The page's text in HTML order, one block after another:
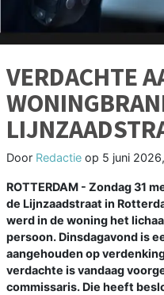
VERDACHTE
Door Redactie op 5 juni
ROTTERDAM - Zondag 31
de Lijnzaadstraat in
werd in de woning het
persoon. Dinsdagavond is
aangehouden op
verdachte is vandaag
commissaris. Die heeft